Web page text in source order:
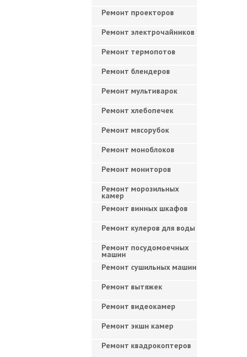
Ремонт проекторов
Ремонт электрочайников
Ремонт термопотов
Ремонт блендеров
Ремонт мультиварок
Ремонт хлебопечек
Ремонт мясорубок
Ремонт моноблоков
Ремонт мониторов
Ремонт морозильных
камер
Ремонт винных шкафов
Ремонт кулеров для воды
Ремонт посудомоечных
машин
Ремонт сушильных машин
Ремонт вытяжек
Ремонт видеокамер
Ремонт экшн камер
Ремонт квадрокоптеров